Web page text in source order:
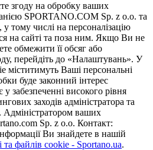
згоду на обробку ваших
SPORTANO.COM Sp. z o.o. та
тому числі на персоналізацію
на сайті та поза ним. Якщо Ви не
обмежити її обсяг або
перейдіть до «Налаштувань». У
міститимуть Ваші персональні
буде законний інтерес
забезпеченні високого рівня
заходів адміністратора та
Адміністратором ваших
Sp. z o.o. Контакт:
Ви знайдете в нашій
та файлів cookie - Sportano.ua.